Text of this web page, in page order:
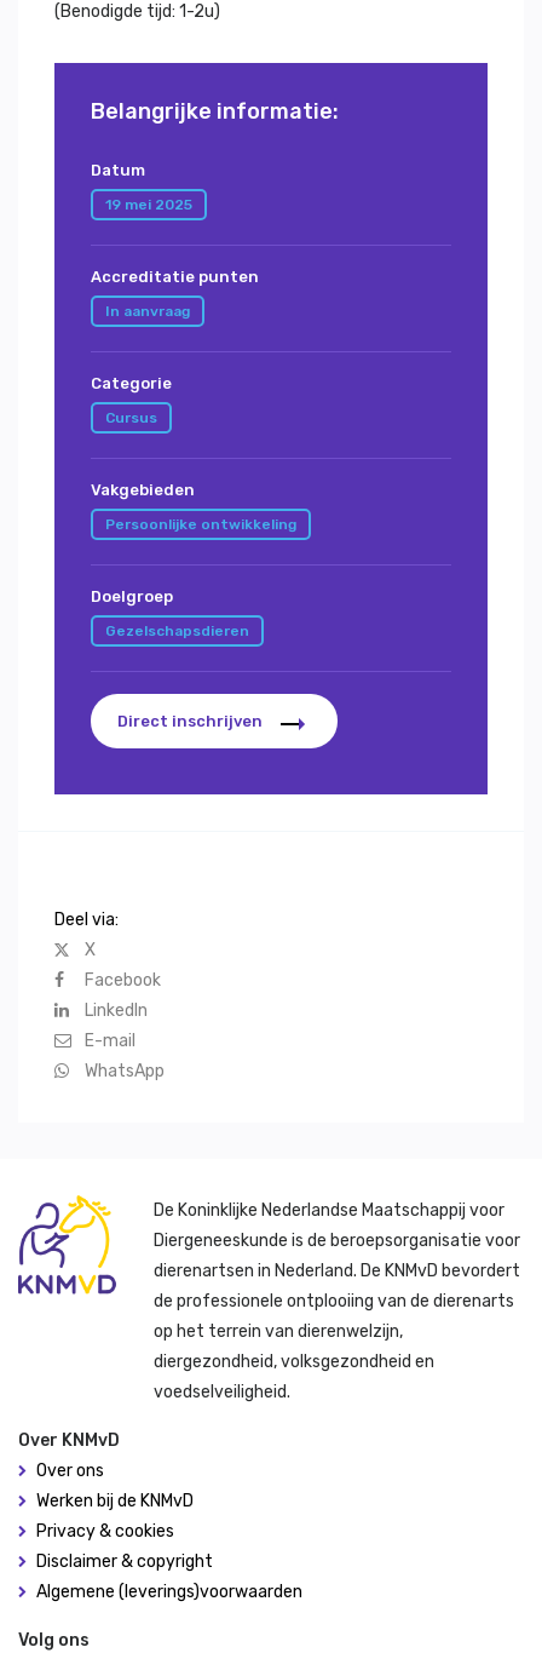
(Benodigde tijd: 1-2u)
Belangrijke informatie:
Datum
19 mei 2025
Accreditatie punten
In aanvraag
Categorie
Cursus
Vakgebieden
Persoonlijke ontwikkeling
Doelgroep
Gezelschapsdieren
Direct inschrijven
Deel via:
X
Facebook
LinkedIn
E-mail
WhatsApp
De Koninklijke Nederlandse Maatschappij voor
Diergeneeskunde is de beroepsorganisatie voor
dierenartsen in Nederland. De KNMvD bevordert
de professionele ontplooiing van de dierenarts
op het terrein van dierenwelzijn,
diergezondheid, volksgezondheid en
voedselveiligheid.
Over KNMvD
Over ons
Werken bij de KNMvD
Privacy & cookies
Disclaimer & copyright
Algemene (leverings)voorwaarden
Volg ons